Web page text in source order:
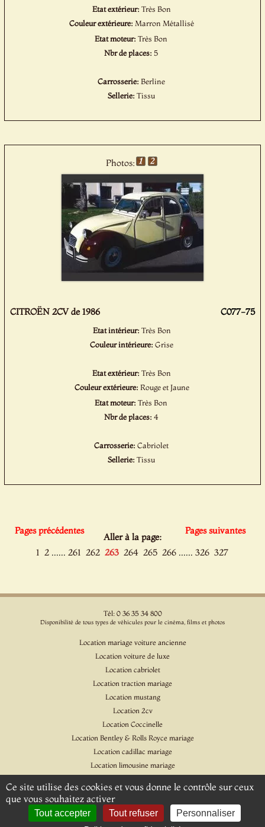
Etat extérieur:Très Bon
Couleur extérieure: Marron Métallisé
Etat moteur:Très Bon
Nbr de places: 5
Carrosserie: Berline
Sellerie: Tissu
Photos:
CITROËN 2CV de 1986 C077-75
Etat intérieur: Très Bon
Couleur intérieure:Grise
Etat extérieur:Très Bon
Couleur extérieure: Rouge et Jaune
Etat moteur:Très Bon
Nbr de places: 4
Carrosserie: Cabriolet
Sellerie: Tissu
Pages précédentes Pages suivantes
Aller à la page:
1 2 ...... 261 262 263 264 265 266 ...... 326 327
Tél: 0 36 35 34 800
Disponibilité de tous types de véhicules pour le cinéma, films et photos
Location mariage voiture ancienne
Location voiture de luxe
Location cabriolet
Location traction mariage
Location mustang
Location 2cv
Location Coccinelle
Location Bentley & Rolls Royce mariage
Location cadillac mariage
Location limousine mariage
Location Citroen DS
Location Jaguar & Daimler
Ce site utilise des cookies et vous donne le contrôle sur ceux
que vous souhaitez activer
Tout accepter Tout refuser Personnaliser